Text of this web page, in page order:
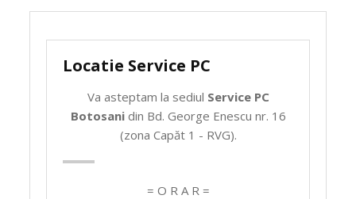
Locatie Service PC
Va asteptam la sediul Service PC
Botosanidin Bd. George Enescu nr. 16
(zona Capăt 1 - RVG).
= O R A R =